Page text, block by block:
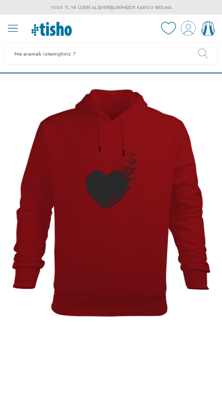
1000 TL VE ÜZERI ALIŞVERIŞLERINIZDE KARGO BEDAVA